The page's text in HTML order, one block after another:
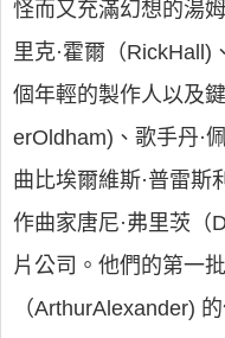
怪而又充滿幻想的湯
里克·霍爾（RickHall)
個年輕的製作人以及
erOldham)、歌手丹·
曲比埃爾維斯·普雷斯
作曲家唐尼·弗里茨（
片公司。他們的第一
（ArthurAlexander)